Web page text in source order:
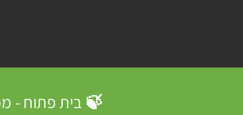
🍃 בית פתוח - מפגש מלא ידע וטעימות 🍃